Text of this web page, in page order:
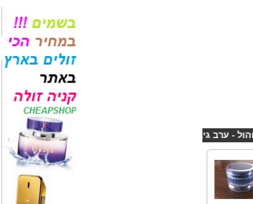
גיבוש לחברות